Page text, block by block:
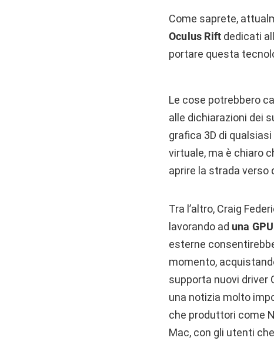
Come saprete,
Oculus Rift dedicati
portare questa
Le cose potrebbero
alle dichiarazioni dei
grafica 3D di
virtuale, ma è chiaro
aprire la strada verso
Tra l’altro, Craig
lavorando ad una
esterne
momento,
supporta nuovi driver
una notizia molto
che produttori come
Mac, con gli utenti